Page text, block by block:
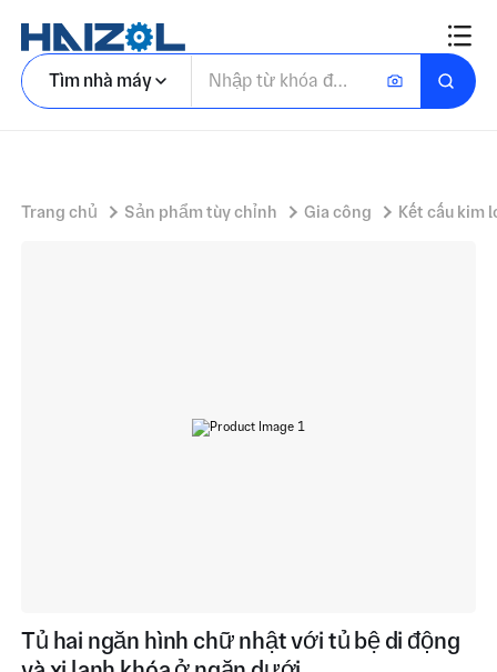
Tìm nhà máy
Trang chủ Sản phẩm tùy chỉnh Gia công Kết cấu kim
Tủ hai ngăn hình chữ nhật với tủ bệ di động